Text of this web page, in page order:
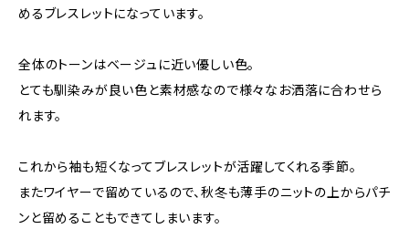
めるブレスレットになっています。
全体のトーンはベージュに近い優しい色。
とても馴染みが良い色と素材感なので様々なお洒落に合わせら
れます。
これから袖も短くなってブレスレットが活躍してくれる季節。
またワイヤーで留めているので、秋冬も薄手のニットの上からパチ
ンと留めることもできてしまいます。